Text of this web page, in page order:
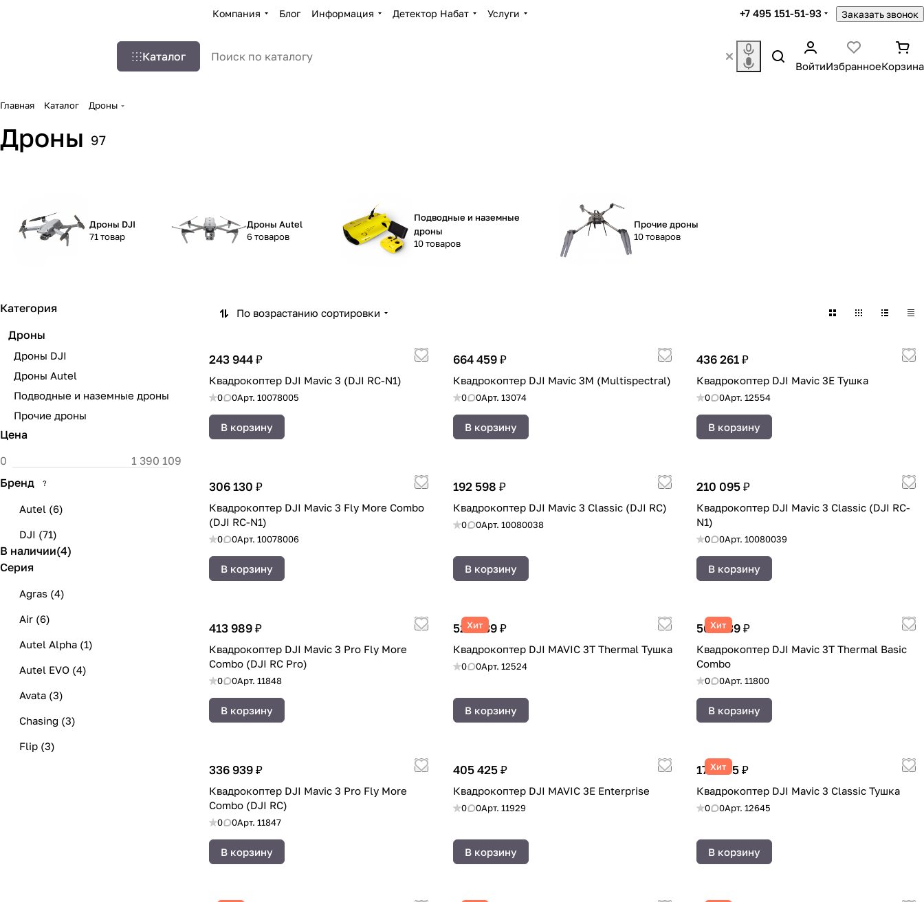
Компания Блог Информация Детектор Набат Услуги +7 495 151-51-93 Заказать звонок
Каталог
ВойтиИзбранноеКорзина
Главная Каталог Дроны
Дроны 97
Дроны DJI
71 товар
Дроны Autel
6 товаров
Подводные и наземные
дроны
10 товаров
Прочие дроны
10 товаров
По возрастанию сортировки
243 944 ₽
Квадрокоптер DJI Mavic 3 (DJI RC-N1)
0 0Арт. 10078005
В корзину
664 459 ₽
Квадрокоптер DJI Mavic 3M (Multispectral)
0 0Арт. 13074
В корзину
436 261 ₽
Квадрокоптер DJI Mavic 3E Тушка
0 0Арт.12554
В корзину
306 130 ₽
Квадрокоптер DJI Mavic 3 Fly More Combo
(DJI RC-N1)
0 0Арт. 10078006
В корзину
192 598 ₽
Квадрокоптер DJI Mavic 3 Classic (DJI RC)
0 0Арт. 10080038
В корзину
210 095 ₽
Квадрокоптер DJI Mavic 3 Classic (DJI RC-
N1)
0 0Арт.10080039
В корзину
413 989 ₽
Квадрокоптер DJI Mavic 3 Pro Fly More
Combo (DJI RC Pro)
0 0Арт. 11848
В корзину
Хит
523 239 ₽
Квадрокоптер DJI MAVIC 3T Thermal Тушка
0 0Арт. 12524
В корзину
Хит
569 239 ₽
Квадрокоптер DJI Mavic 3T Thermal Basic
Combo
0 0Арт.11800
В корзину
336 939 ₽
Квадрокоптер DJI Mavic 3 Pro Fly More
Combo (DJI RC)
0 0Арт. 11847
В корзину
405 425 ₽
Квадрокоптер DJI MAVIC 3E Enterprise
0 0Арт. 11929
В корзину
Хит
172 385 ₽
Квадрокоптер DJI Mavic 3 Classic Тушка
0 0Арт.12645
В корзину
Категория
Дроны
Дроны DJI
Дроны Autel
Подводные и наземные дроны
Прочие дроны
Цена
Бренд ?
Autel (6)
DJI (71)
В наличии(4)
Серия
Agras (4)
Air (6)
Autel Alpha (1)
Autel EVO (4)
Avata (3)
Chasing (3)
Flip (3)